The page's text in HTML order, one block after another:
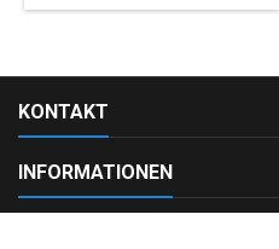
KONTAKT
INFORMATIONEN